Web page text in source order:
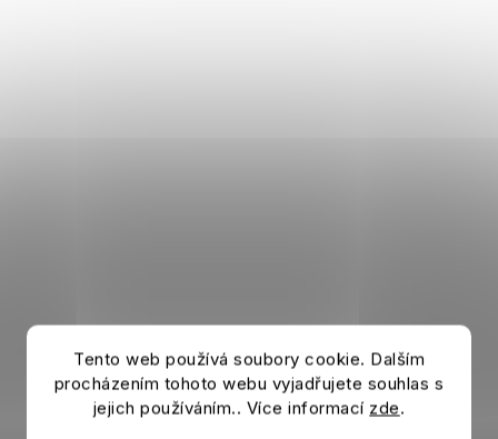
Tento web používá soubory cookie. Dalším
procházením tohoto webu vyjadřujete souhlas s
jejich používáním.. Více informací zde.